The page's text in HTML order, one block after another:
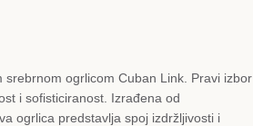
srebrnom ogrlicom Cuban Link. Pravi izbor
i sofisticiranost. Izrađena od
ogrlica predstavlja spoj izdržljivosti i